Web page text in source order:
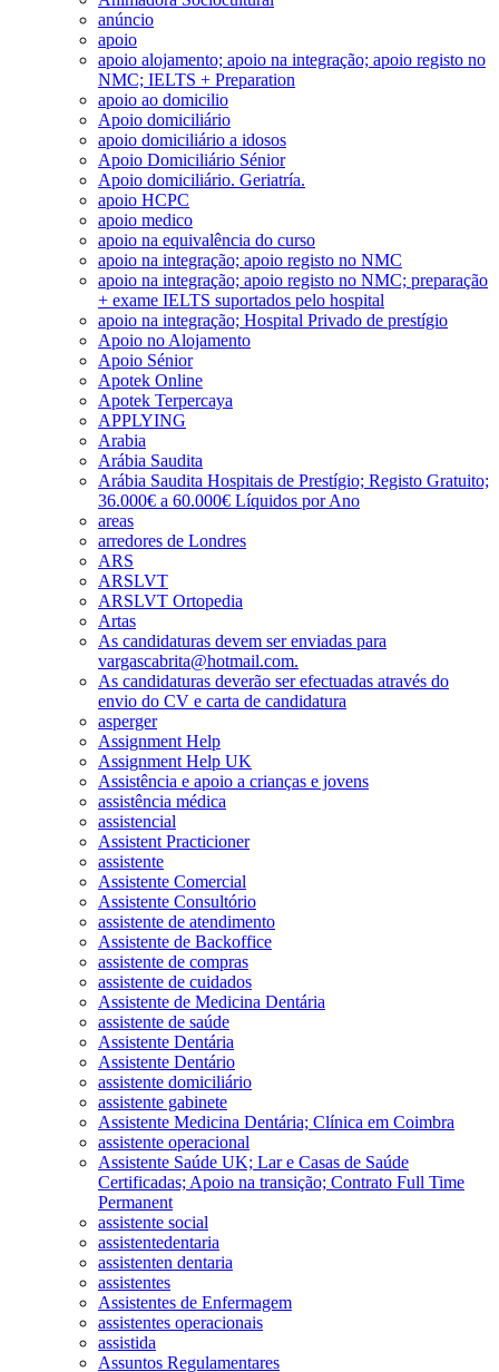
anúncio
apoio
apoio alojamento; apoio na integração; apoio registo no
NMC; IELTS + Preparation
apoio ao domicilio
Apoio domiciliário
apoio domiciliário a idosos
Apoio Domiciliário Sénior
Apoio domiciliário. Geriatría.
apoio HCPC
apoio medico
apoio na equivalência do curso
apoio na integração; apoio registo no NMC
apoio na integração; apoio registo no NMC; preparação
+ exame IELTS suportados pelo hospital
apoio na integração; Hospital Privado de prestígio
Apoio no Alojamento
Apoio Sénior
Apotek Online
Apotek Terpercaya
APPLYING
Arabia
Arábia Saudita
Arábia Saudita Hospitais de Prestígio; Registo Gratuito;
36.000€ a 60.000€ Líquidos por Ano
areas
arredores de Londres
ARS
ARSLVT
ARSLVT Ortopedia
Artas
As candidaturas devem ser enviadas para
vargascabrita@hotmail.com.
As candidaturas deverão ser efectuadas através do
envio do CV e carta de candidatura
asperger
Assignment Help
Assignment Help UK
Assistência e apoio a crianças e jovens
assistência médica
assistencial
Assistent Practicioner
assistente
Assistente Comercial
Assistente Consultório
assistente de atendimento
Assistente de Backoffice
assistente de compras
assistente de cuidados
Assistente de Medicina Dentária
assistente de saúde
Assistente Dentária
Assistente Dentário
assistente domiciliário
assistente gabinete
Assistente Medicina Dentária; Clínica em Coimbra
assistente operacional
Assistente Saúde UK; Lar e Casas de Saúde
Certificadas; Apoio na transição; Contrato Full Time
Permanent
assistente social
assistentedentaria
assistenten dentaria
assistentes
Assistentes de Enfermagem
assistentes operacionais
assistida
Assuntos Regulamentares